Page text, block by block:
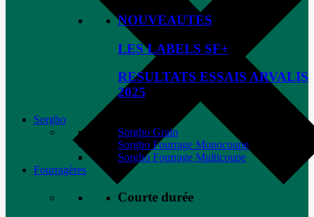
NOUVEAUTES
LES LABELS SF+
RESULTATS ESSAIS ARVALIS
2025
Sorgho
Sorgho Grain
Sorgho Fourrage Monocoupe
Sorgho Fourrage Multicoupe
Fourragères
Courte durée